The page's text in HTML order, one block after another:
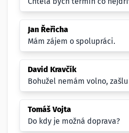
Jan Řeřicha
Mám zájem o spolupráci.
David Kravčík
Bohužel nemám volno,
Tomáš Vojta
Do kdy je možná doprava?